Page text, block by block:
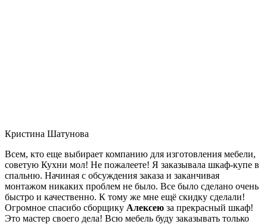
Кристина Шатунова
Всем, кто еще выбирает компанию для изготовления мебели,
советую Кухни мол! Не пожалеете! Я заказывала шкаф-купе в
спальню. Начиная с обсуждения заказа и заканчивая
монтажом никаких проблем не было. Все было сделано очень
быстро и качественно. К тому же мне ещё скидку сделали!
Огромное спасибо сборщику Алексею за прекрасный шкаф!
Это мастер своего дела! Всю мебель буду заказывать только